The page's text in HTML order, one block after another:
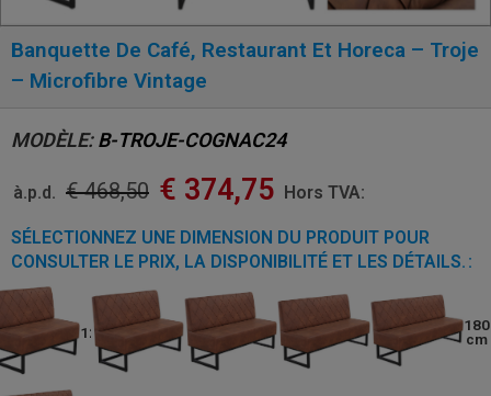
Banquette De Café, Restaurant Et Horeca – Troje
– Microfibre Vintage
MODÈLE:B-TROJE-COGNAC24
à.p.d. €468,50 € 374,75 Hors TVA:
SÉLECTIONNEZ UNE DIMENSION DU PRODUIT POUR
CONSULTER LE PRIX, LA DISPONIBILITÉ ET LES DÉTAILS.
120cm
140
cm
150
160
cm
180
cm